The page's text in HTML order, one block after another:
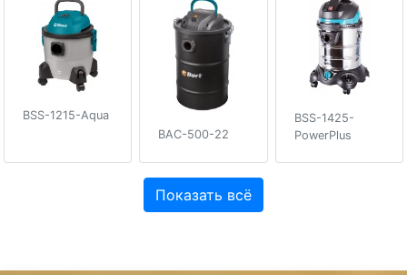
BSS-1215-Aqua
BAC-500-22
BSS-1425-
PowerPlus
Показать всё